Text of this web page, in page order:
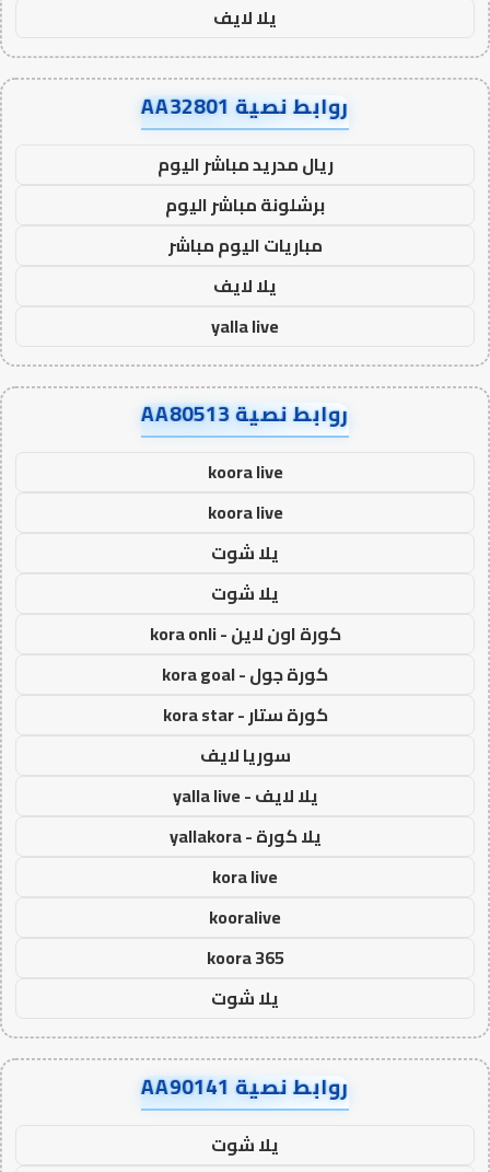
يلا لايف
روابط نصية AA32801
ريال مدريد مباشر اليوم
برشلونة مباشر اليوم
مباريات اليوم مباشر
يلا لايف
yalla live
روابط نصية AA80513
koora live
koora live
يلا شوت
يلا شوت
كورة اون لاين - kora onli
كورة جول - kora goal
كورة ستار - kora star
سوريا لايف
يلا لايف - yalla live
يلا كورة - yallakora
kora live
kooralive
koora 365
يلا شوت
روابط نصية AA90141
يلا شوت